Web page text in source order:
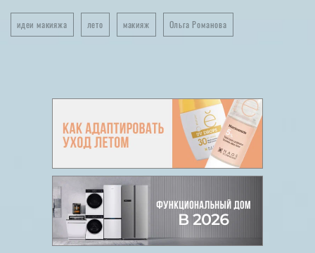
идеи макияжа лето макияж Ольга Романова